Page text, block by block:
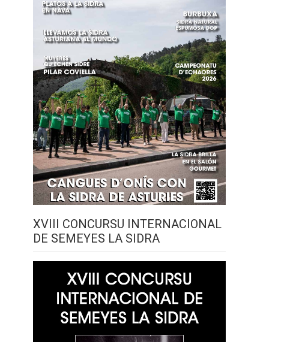
XVIII CONCURSU INTERNACIONAL
DE SEMEYES LA SIDRA